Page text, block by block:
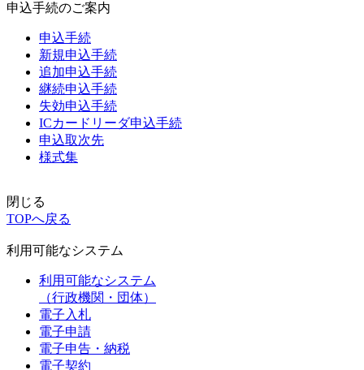
申込手続のご案内
申込手続
新規申込手続
追加申込手続
継続申込手続
失効申込手続
ICカードリーダ申込手続
申込取次先
様式集
閉じる
TOPへ戻る
利用可能なシステム
利用可能なシステム
（行政機関・団体）
電子入札
電子申請
電子申告・納税
電子契約